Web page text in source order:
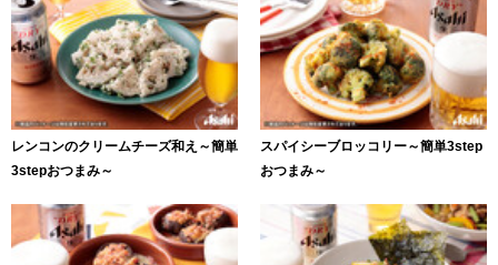
レンコンのクリームチーズ和え～簡単
3stepおつまみ～
スパイシーブロッコリー～簡単3step
おつまみ～